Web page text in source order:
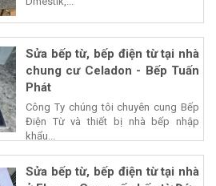
Sửa bếp từ, bếp điện từ tại nhà
chung cư Celadon - Bếp Tuấn
Phát
Công Ty chúng tôi chuyên cung Bếp
Điện Từ và thiết bị nhà bếp nhập
khẩu...
Sửa bếp từ, bếp điện từ tại nhà